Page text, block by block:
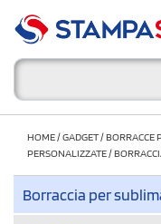
HOME/GADGET/BORRACCE
PERSONALIZZATE/
Borraccia per